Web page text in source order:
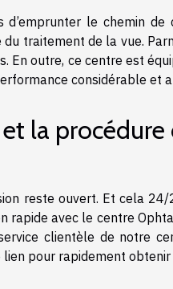
le chemin de
traitement de la vue.
outre, ce centre est
considérable et
la procédure
reste ouvert. Et cela 24/
rapide avec le centre
clientèle de notre
pour rapidement